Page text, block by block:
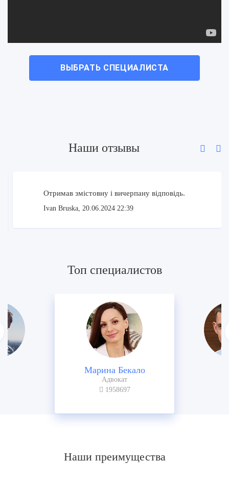
транспортные средства — грузовые и
легковые;
жилая недвижимость;
Если расходы горюче-смазочных материалов не
то их можно включить в общие расходы. Если
топливные расходы превысили нормативы, то они
Вышеперечисленные затраты — это не полный
перечень сорных затрат. К каждой статье
внимательно в отношении включения их в состав
расходов для дальнейшего налогового учета. Если
предприниматель будет заподозрен в
необоснованном занижении дохода, то налоговая
служба имеет право не только доначислить налог,
но и ввести штрафные санкции. Поэтому
предприниматель должен включить в состав
напрямую прописаны в Налоговом кодексе, и те,
ВЫБРАТЬ СПЕЦИАЛИСТА
Наши отзывы
Отримав змістовну і вичерпану відповідь.
Ivan Bruska , 20.06.2024 22:39
Топ специалистов
Марина Бекало
Адвокат
1958697
Наши преимущества